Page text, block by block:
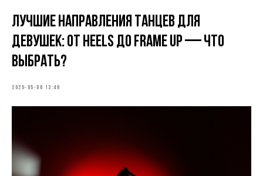
Лучшие направления танцев для
девушек: от heels до frame up — что
выбрать?
2025-05-06 13:46